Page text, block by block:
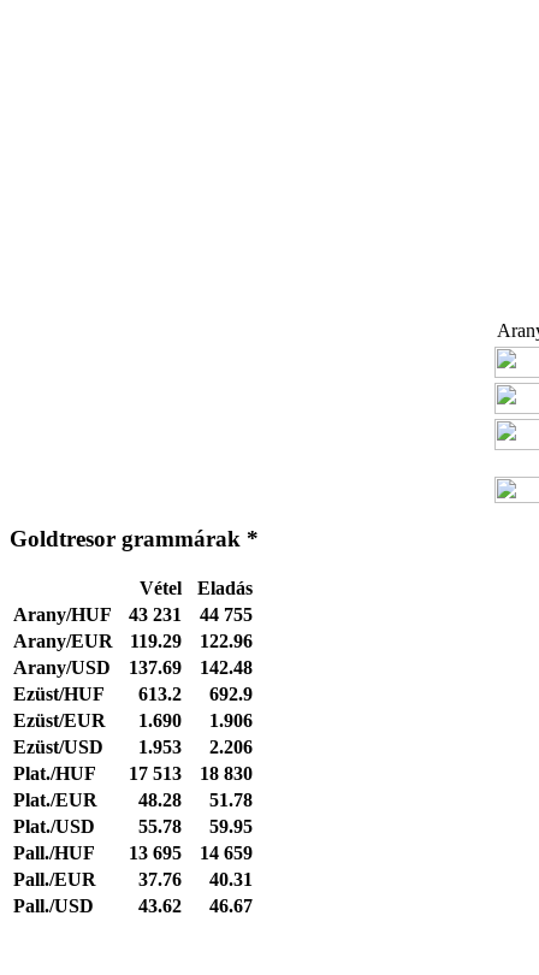
Goldtresor grammárak *
Vétel
Eladás
Arany/HUF
43 231
44 755
Arany/EUR
119.29
122.96
Arany/USD
137.69
142.48
Ezüst/HUF
613.2
692.9
Ezüst/EUR
1.690
1.906
Ezüst/USD
1.953
2.206
Plat./HUF
17 513
18 830
Plat./EUR
48.28
51.78
Plat./USD
55.78
59.95
Pall./HUF
13 695
14 659
Pall./EUR
37.76
40.31
Pall./USD
43.62 46.67